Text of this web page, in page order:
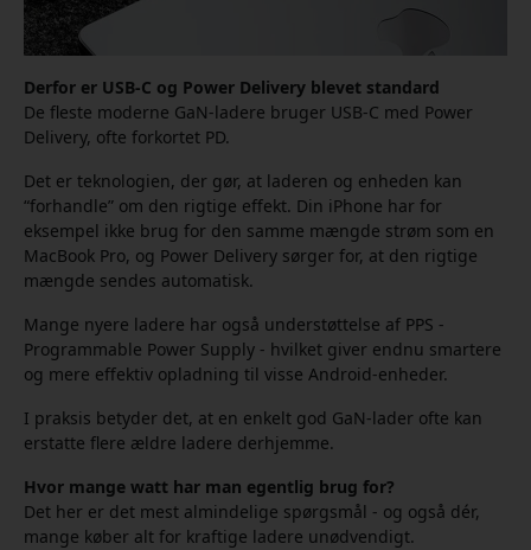
Derfor er USB-C og Power Delivery blevet standard
De fleste moderne GaN-ladere bruger USB-C med Power
Delivery, ofte forkortet PD.
Det er teknologien, der gør, at laderen og enheden kan
“forhandle” om den rigtige effekt. Din iPhone har for
eksempel ikke brug for den samme mængde strøm som en
MacBook Pro, og Power Delivery sørger for, at den rigtige
mængde sendes automatisk.
Mange nyere ladere har også understøttelse af PPS -
Programmable Power Supply - hvilket giver endnu smartere
og mere effektiv opladning til visse Android-enheder.
I praksis betyder det, at en enkelt god GaN-lader ofte kan
erstatte flere ældre ladere derhjemme.
Hvor mange watt har man egentlig brug for?
Det her er det mest almindelige spørgsmål - og også dér,
mange køber alt for kraftige ladere unødvendigt.